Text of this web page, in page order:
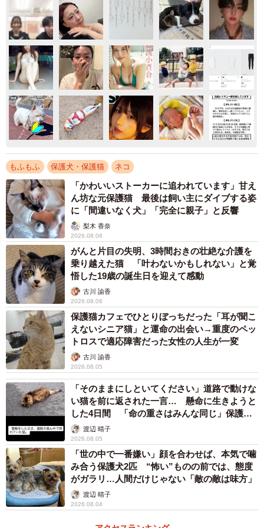
もふもふ 保護犬・保護猫 ネコ
「かわいいストーカーに追われています」甘え
ん坊な元保護猫 最後は飼い主にダイブする姿
に「間違いなく犬」「完全に親子」と反響
梨木 香奈
2026.08.06
がんと片目の失明、3時間おきの壮絶な介護を
乗り越えた猫 「叶わないかもしれない」と覚
悟した19歳の誕生日を迎えて感動
古川 諭香
2026.08.06
保護猫カフェでひとりぼっちだった「耳が聞こ
えないシニア猫」と運命の出会い→重度のペッ
トロスで適応障害だった女性の人生が一変
古川 諭香
2026.08.05
「そのままにしといてください」道路で動けな
い猫を前に返された一言… 懸命に生きようと
した4日間 「命の重さはみんな同じ」保護団
体代表の訴え
渡辺 晴子
2026.08.05
「世の中で一番嫌い」顔を合わせば、本気で噛
み合う保護犬2匹 “怖い”ものの前では、態度
がガラリ…人間だけじゃない「敵の敵は味方」
渡辺 晴子
2026.08.04